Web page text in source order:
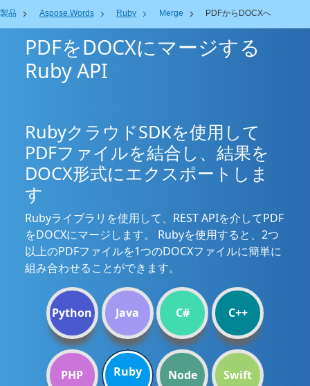
製品 Aspose.Words Ruby Merge PDFからDOCXへ
PDFをDOCXにマージする
Ruby API
RubyクラウドSDKを使用して
PDFファイルを結合し、結果を
DOCX形式にエクスポートしま
す
Rubyライブラリを使用して、REST APIを介してPDF
をDOCXにマージします。 Rubyを使用すると、2つ
以上のPDFファイルを1つのDOCXファイルに簡単に
組み合わせることができます。
Python Java C# C++
PHP Ruby Node Swift